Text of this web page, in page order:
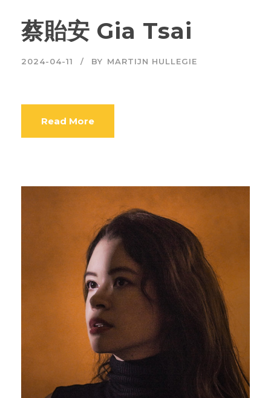
蔡貽安 Gia Tsai
2024-04-11 BY MARTIJN HULLEGIE
Read More